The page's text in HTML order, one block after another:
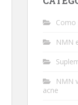
Como
NMN
NMN
acne